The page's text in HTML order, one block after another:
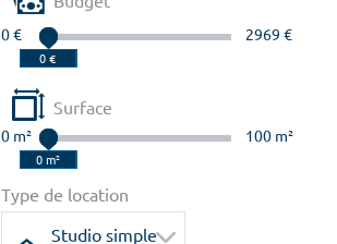
0 € 2969 €
Surface
0 m² 100 m²
Type de location
Studio simple